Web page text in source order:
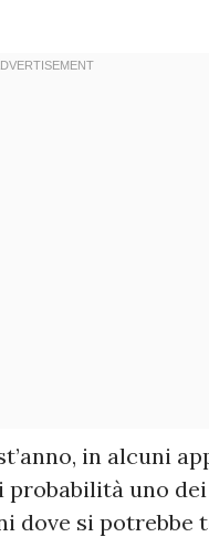
in alcuni
probabilità uno
dove si potrebbe